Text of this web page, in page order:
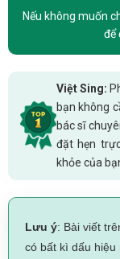
Nếu không muốn
để
Việt Sing:
bạn không
bác sĩ
đặt hẹn
khỏe của
Lưu ý: Bài viết
có bất kì dấu